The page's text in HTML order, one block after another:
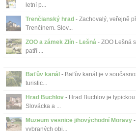
letní p...
Trenčianský hrad - Zachovalý, veřejně
Trenčínem. Slov...
ZOO a zámek Zlín - Lešná - ZOO Lešná
patří ...
Baťův kanál - Baťův kanál je v
turistic...
Hrad Buchlov - Hrad Buchlov je
Slovácka a ...
Muzeum vesnice jihovýchodní Moravy
vybraných obj...